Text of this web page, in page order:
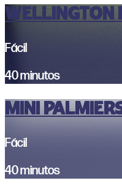
WELLINGTON
Fácil
40 minutos
MINI
Fácil
40 minutos